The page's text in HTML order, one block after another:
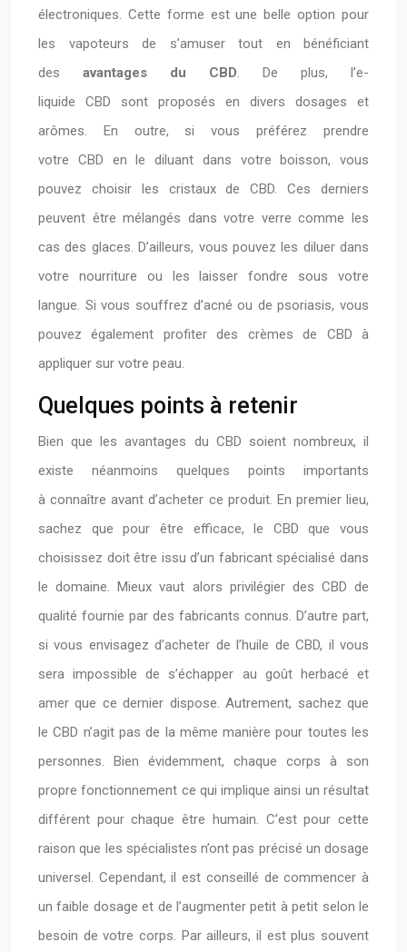
électroniques. Cette forme est une belle option pour
les vapoteurs de s’amuser tout en bénéficiant
des avantages du CBD. De plus, l’e-
liquide CBD sont proposés en divers dosages et
arômes. En outre, si vous préférez prendre
votre CBD en le diluant dans votre boisson, vous
pouvez choisir les cristaux de CBD. Ces derniers
peuvent être mélangés dans votre verre comme les
cas des glaces. D’ailleurs, vous pouvez les diluer dans
votre nourriture ou les laisser fondre sous votre
langue. Si vous souffrez d’acné ou de psoriasis, vous
pouvez également profiter des crèmes de CBD à
appliquer sur votre peau.
Quelques points à retenir
Bien que les avantages du CBD soient nombreux, il
existe néanmoins quelques points importants
à connaître avant d’acheter ce produit. En premier lieu,
sachez que pour être efficace, le CBD que vous
choisissez doit être issu d’un fabricant spécialisé dans
le domaine. Mieux vaut alors privilégier des CBD de
qualité fournie par des fabricants connus. D’autre part,
si vous envisagez d’acheter de l’huile de CBD, il vous
sera impossible de s’échapper au goût herbacé et
amer que ce dernier dispose. Autrement, sachez que
le CBD n’agit pas de la même manière pour toutes les
personnes. Bien évidemment, chaque corps à son
propre fonctionnement ce qui implique ainsi un résultat
différent pour chaque être humain. C’est pour cette
raison que les spécialistes n’ont pas précisé un dosage
universel. Cependant, il est conseillé de commencer à
un faible dosage et de l’augmenter petit à petit selon le
besoin de votre corps. Par ailleurs, il est plus souvent